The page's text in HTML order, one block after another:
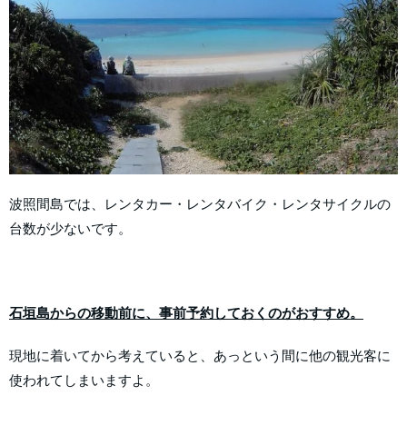
波照間島では、レンタカー・レンタバイク・レンタサイクルの
台数が少ないです。
石垣島からの移動前に、事前予約しておくのがおすすめ。
現地に着いてから考えていると、あっという間に他の観光客に
使われてしまいますよ。